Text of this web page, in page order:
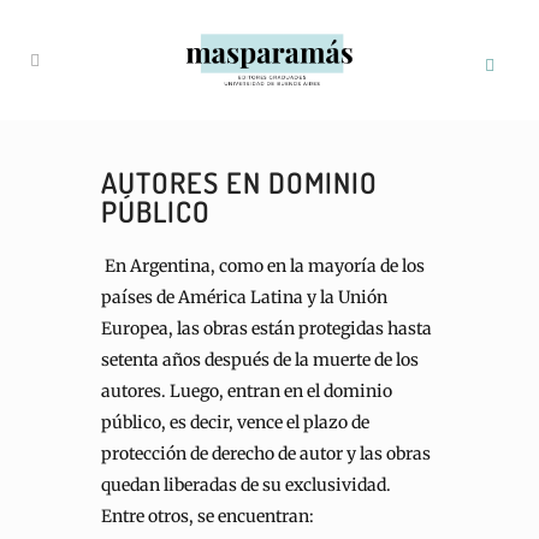
AUTORES EN DOMINIO
PÚBLICO
En Argentina, como en la mayoría de los
países de América Latina y la Unión
Europea, las obras están protegidas hasta
setenta años después de la muerte de los
autores. Luego, entran en el dominio
público, es decir, vence el plazo de
protección de derecho de autor y las obras
quedan liberadas de su exclusividad.
Entre otros, se encuentran: